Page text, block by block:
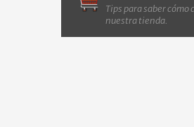
Tips para saber cómo
nuestra tienda.